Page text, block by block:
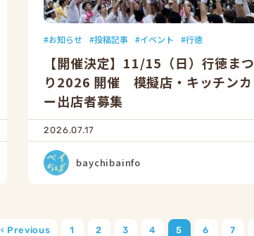
お知らせ 投稿記事 イベント 行徳
【開催決定】11/15（日）行徳まつ
り2026 開催 模擬店・キッチンカ
ー出店者募集
2026.07.17
baychibainfo
‹ Previous 1 2 3 4 5 6 7